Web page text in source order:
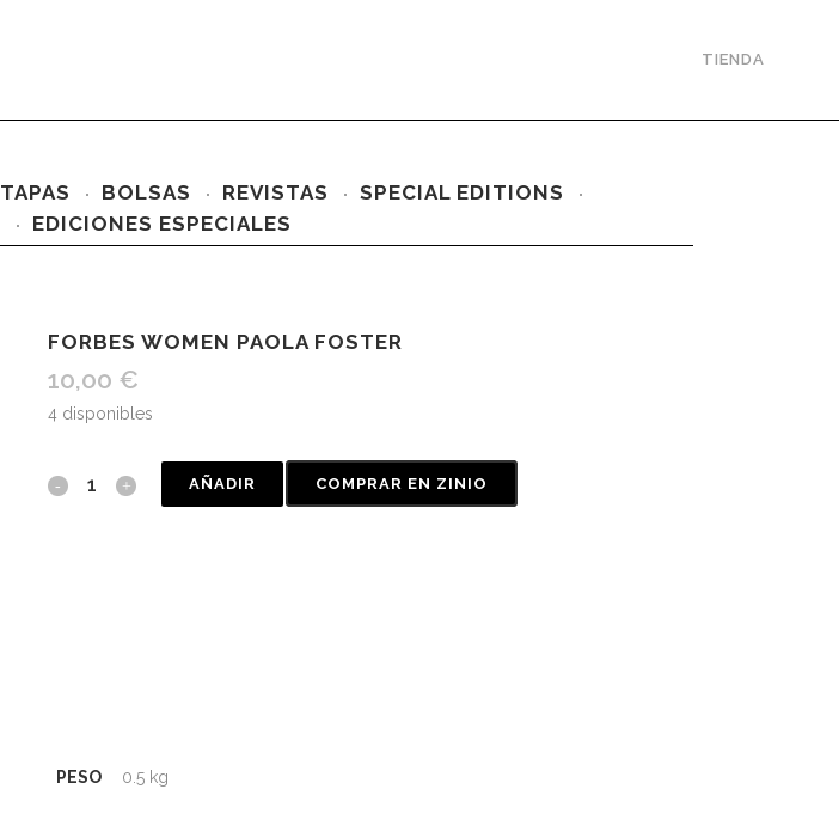
TIENDA
TAPAS BOLSAS REVISTAS
SPECIAL EDITIONS
EDICIONES ESPECIALES
FORBES WOMEN PAOLA FOSTER
10,00 €
4 disponibles
AÑADIR COMPRAR EN ZINIO
PESO 0.5 kg